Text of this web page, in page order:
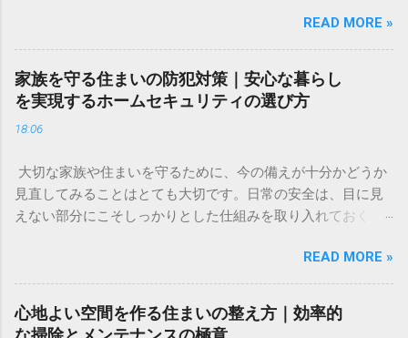
とつのアプリで管理できる新しいツールです。直感的な操作
感と、取引手数料が無料という気軽さが特徴で、投資のタイ
ミングを逃したくない方や、これから新しい挑戦を始めたい
方に適した選択肢といえるでしょう。 ✅ [投資の新しい形を詳
しく見る] ✅ 「将来のために何かしたほうがいいのはわかって
いるけれど、何から始めればいいのかわからない」「今の生
焦りを感じることはありませんか？ 多くの人が一度は頭を悩
ませる「お金」の問題。特に、将来の生活資金やライフイベ
ントに備えるための資産形成は、早い段階から少しずつ取り
しく考えがちな資産形成について、初心者の方でも安心して
取り組める基本的な考え方と、リスクを抑えて賢く資産を守
り、育てるためのコツをわかりやすく解説します。特別な知
識がなくても、今日からできる一歩を一緒に整理していきま
READ MORE »
家族を守る住まいの防犯対策｜安心な暮らし
を実現するホームセキュリティの選び方
18:06
大切な家族や住まいを守るために、今の備えが十分かどうか
見直してみることはとても大切です。日常の安全は、目に見
えない部分にこそしっかりとした仕組みを取り入れておくこ
キュリティについて「自分たちでできる対策」と「プロの
力」を組み合わせることで、より強固な暮らしの基盤を作る
方法をご紹介します。今の生活環境に合わせた、無理のない
防犯対策を検討してみてはいかがでしょうか。 ✅ [住まいの安
READ MORE »
心地よい空間を作る住まいの整え方｜効率的